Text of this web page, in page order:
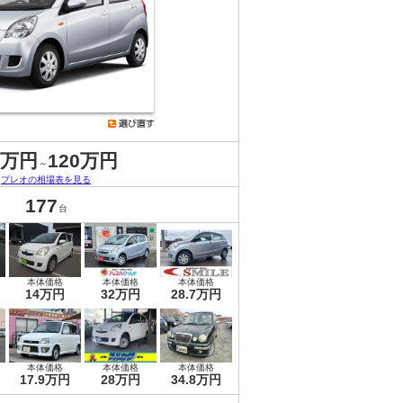
円 ～ 120万円
プレオの相場表を見る
177 台
本体価格
14万円
本体価格
32万円
本体価格
28.7万円
本体価格
17.9万円
本体価格
28万円
本体価格
34.8万円